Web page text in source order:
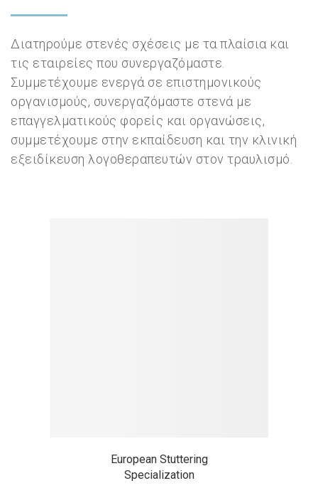
Διατηρούμε στενές σχέσεις με τα πλαίσια και
τις εταιρείες που συνεργαζόμαστε.
Συμμετέχουμε ενεργά σε επιστημονικούς
οργανισμούς, συνεργαζόμαστε στενά με
επαγγελματικούς φορείς και οργανώσεις,
συμμετέχουμε στην εκπαίδευση και την κλινική
εξειδίκευση λογοθεραπευτών στον τραυλισμό.
European Stuttering
Specialization